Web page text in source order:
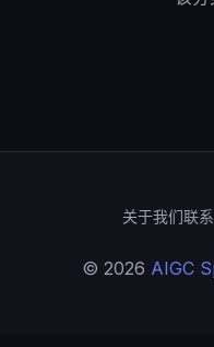
关于我们联
© 2026 AIGC